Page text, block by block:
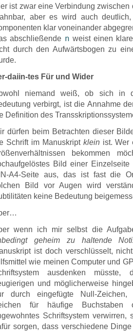
ist zwar eine Verbindung
aber es wird auch
klar voneinander
abschließende n weist einen
durch den Aufwärtsbogen zu
daiin-tes Für und Wider
niemand weiß, ob sich in
verbirgt, ist die Annahme
Definition des
dürfen beim Betrachten dieser
Schrift im Manuskript kleinist. Wer
bekommen
Bild einer
A4-Seite aus, das ist fast die
Bild vor Augen wird
keine Bedeutung
wenn ich mir selbst die
geheim zu haltende
ist doch verschlüsselt,
wie meinen Computer und
ausdenken
und möglicherweise
durch eingefügte Null-Zeichen,
für häufige
Schriftsystem verwirren,
sorgen, dass verschiedene